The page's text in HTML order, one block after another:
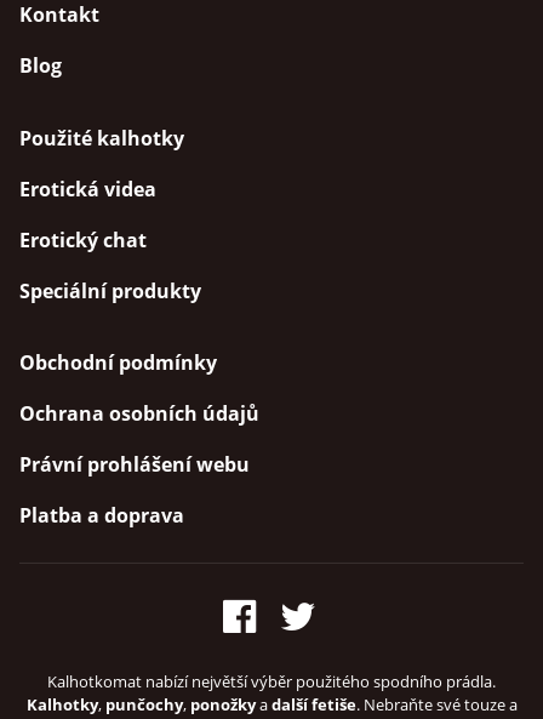
Kontakt
Blog
Použité kalhotky
Erotická videa
Erotický chat
Speciální produkty
Obchodní podmínky
Ochrana osobních údajů
Právní prohlášení webu
Platba a doprava
Kalhotkomat nabízí největší výběr použitého spodního prádla.
Kalhotky, punčochy, ponožkyadalší fetiše. Nebraňte své touze a